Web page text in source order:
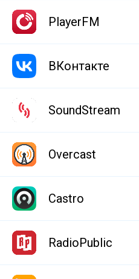
PlayerFM
ВКонтакте
SoundStream
Overcast
Castro
RadioPublic